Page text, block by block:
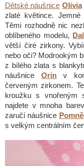
Dětské náušnice Olivia
zlaté květince.
Těmi rozhodně nic
oblíbeného modelu,
větší čiré zirkony.
nebo oči? Modrookým
z bílého zlata s
náušnice Orinv
červeným zirkonem.
kroužku s vnořeným
najdete v mnoha
zaručí náušnice
s velkým centrálním